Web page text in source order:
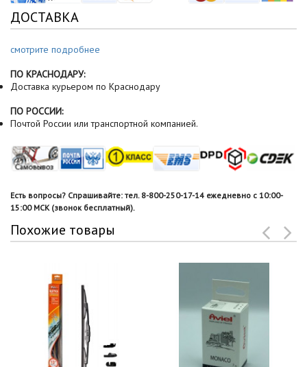
ДОСТАВКА
смотрите подробнее
ПО КРАСНОДАРУ:
Доставка курьером по Краснодару
ПО РОССИИ:
Почтой России или транспортной компанией.
Есть вопросы? Спрашивайте: тел. 8-800-250-17-14 ежедневно с 10:00-
15:00 МСК (звонок бесплатный).
Похожие товары